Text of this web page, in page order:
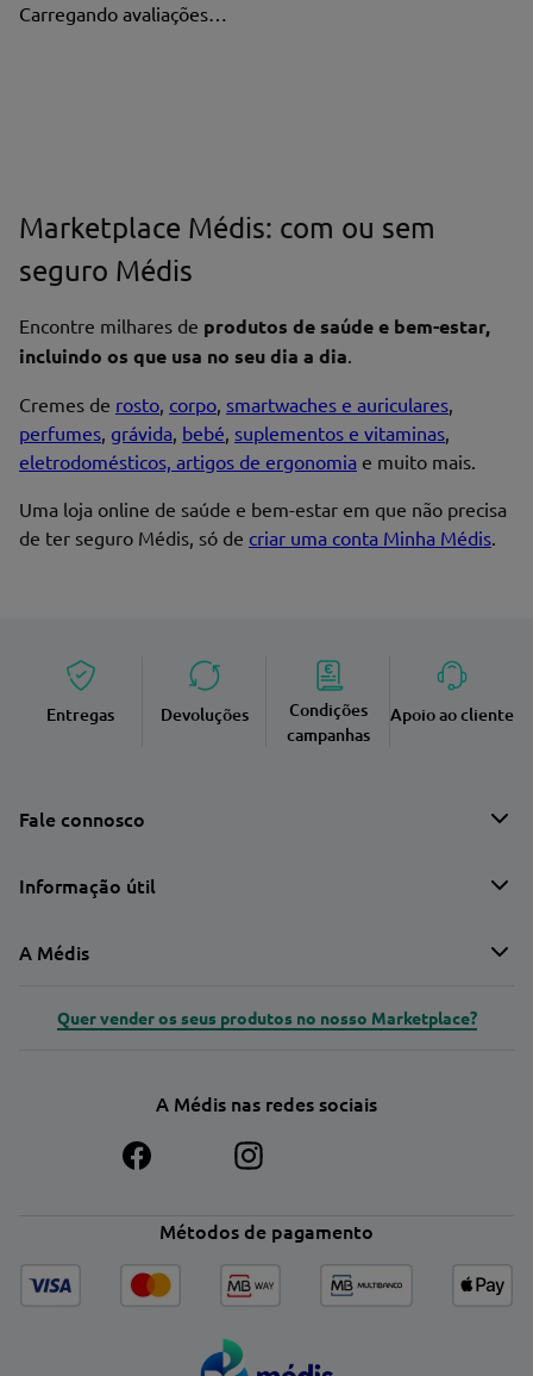
Carregando avaliações…
Marketplace Médis: com ou sem
seguro Médis
Encontre milhares de produtos de saúde e bem-estar,
incluindo os que usa no seu dia a dia.
Cremes de rosto, corpo, smartwaches e auriculares,
perfumes, grávida, bebé, suplementos e vitaminas,
eletrodomésticos, artigos de ergonomia e muito mais.
Uma loja online de saúde e bem-estar em que não precisa
de ter seguro Médis, só de criar uma conta Minha Médis.
Entregas Devoluções
Condições
campanhas
Apoio ao cliente
Fale connosco
Informação útil
A Médis
Quer vender os seus produtos no nosso Marketplace?
A Médis nas redes sociais
Métodos de pagamento